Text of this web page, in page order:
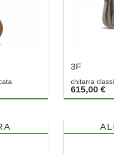
3F
chitarra
615,00 €